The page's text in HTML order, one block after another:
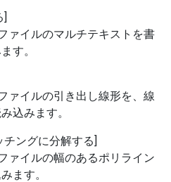
]
ァイルのマルチテキストを書
す。
ァイルの引き出し線形を、線
込みます。
ングに分解する]
ァイルの幅のあるポリライン
ます。